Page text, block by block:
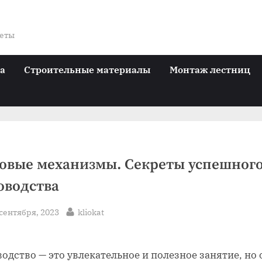
Строительные материалы Монтаж лестниц
механизмы. Секреты
2023 By
kliokat
— это увлекательное и полезное занятие, но